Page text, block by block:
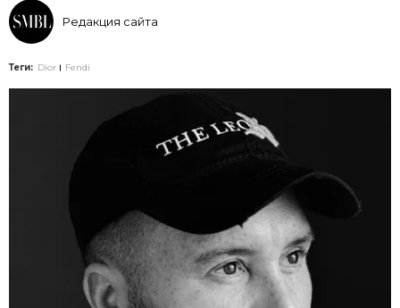
Редакция сайта
Теги: Dior Fendi